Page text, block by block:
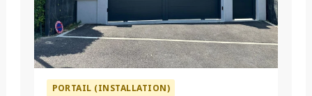
PORTAIL (INSTALLATION)